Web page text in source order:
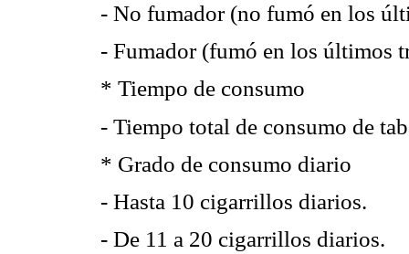
- No fumador (no fumó en los
- Fumador (fumó en los últimos
* Tiempo de consumo
- Tiempo total de consumo de
* Grado de consumo diario
- Hasta 10 cigarrillos diarios.
- De 11 a 20 cigarrillos diarios.